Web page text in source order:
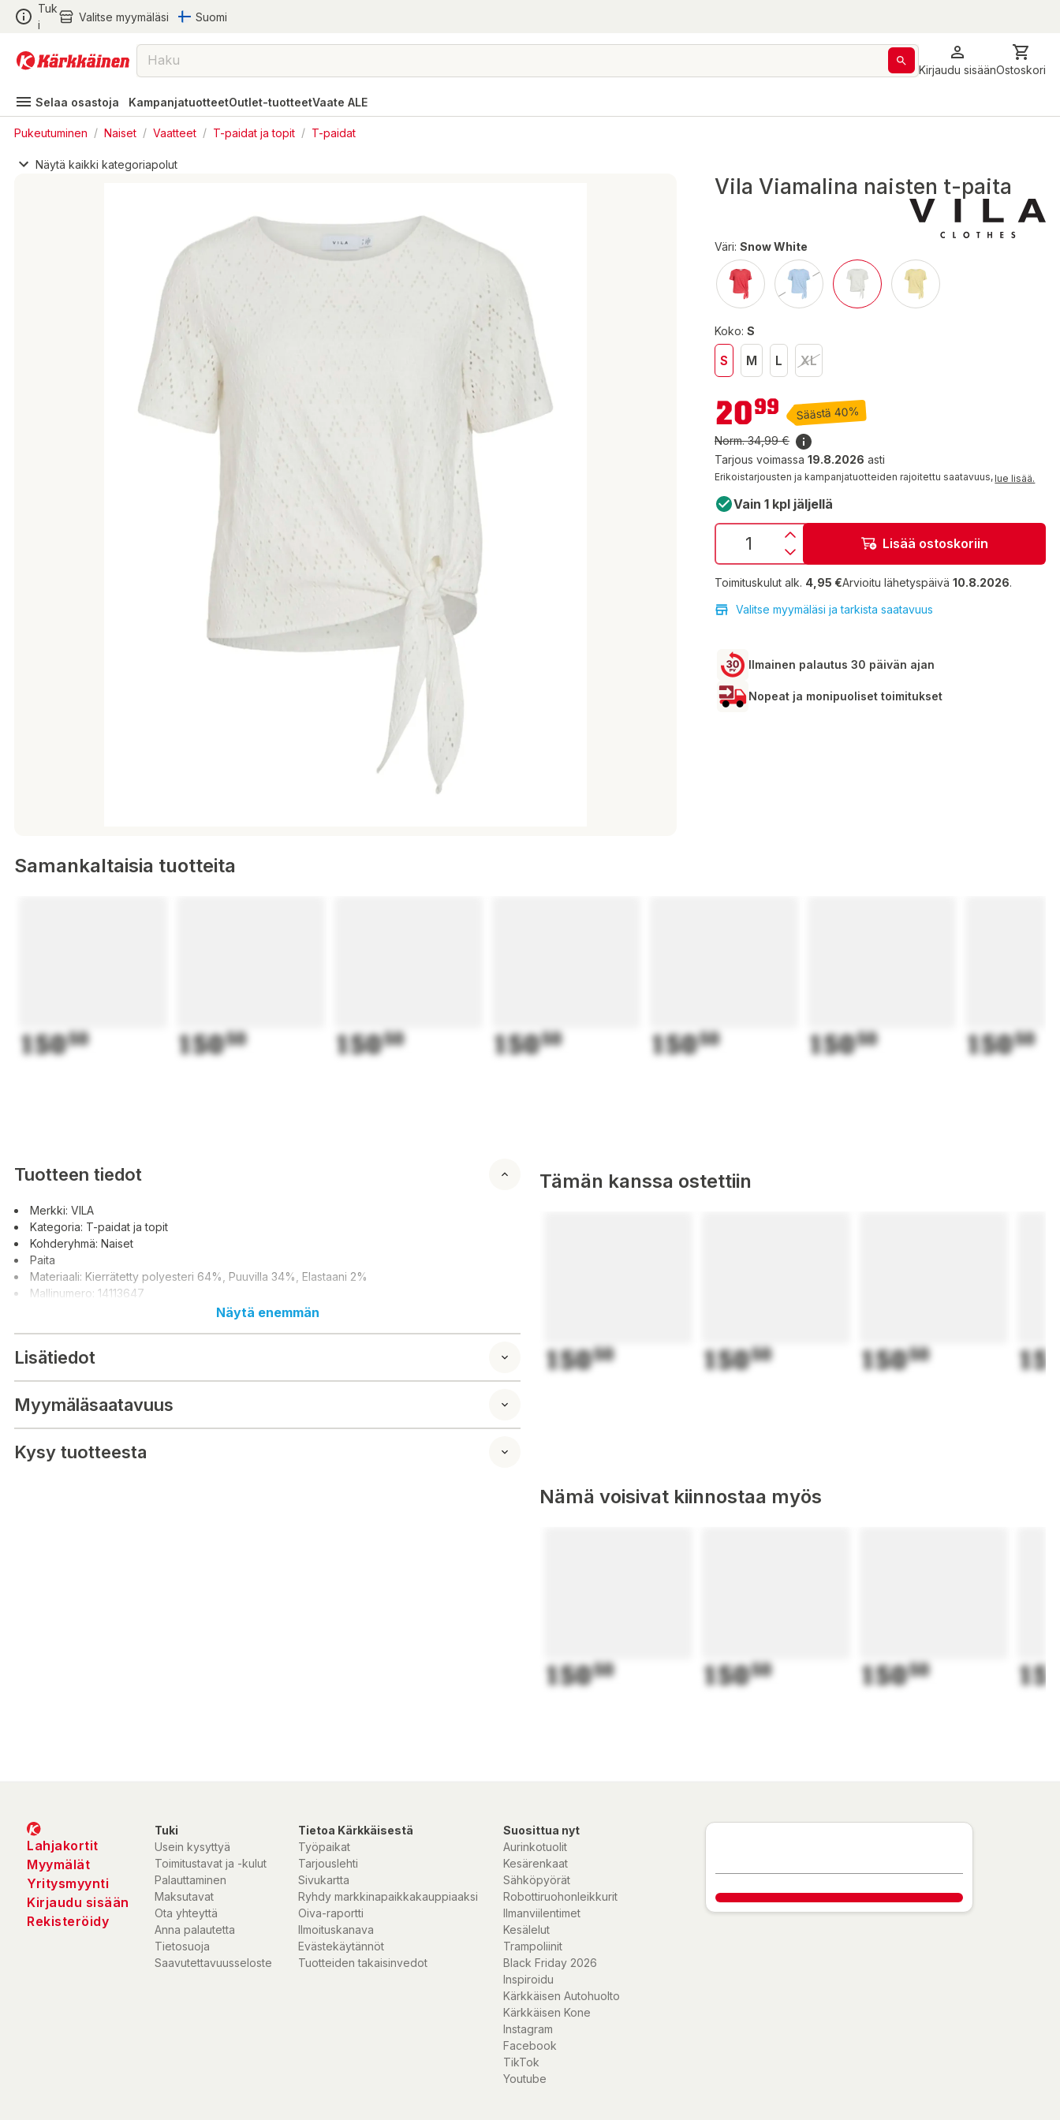
Tuk
i
Valitse myymäläsi Suomi
Kirjaudu sisäänOstoskori
Selaa osastoja KampanjatuotteetOutlet-tuotteetVaate ALE
Pukeutuminen / Naiset / Vaatteet / T-paidat ja topit / T-paidat
Näytä kaikki kategoriapolut
Vila Viamalina naisten t-paita
Väri: Snow White
Koko: S
S M L XL
2099 Säästä 40%
Norm.34,99 €
Tarjous voimassa 19.8.2026 asti
Erikoistarjousten ja kampanjatuotteiden rajoitettu saatavuus,lue lisää.
Vain 1 kpl jäljellä
Lisää ostoskoriin
Toimituskulut alk. 4,95 €Arvioitu lähetyspäivä 10.8.2026.
Valitse myymäläsi ja tarkista saatavuus
Ilmainen palautus 30 päivän ajan
Nopeat ja monipuoliset toimitukset
Samankaltaisia tuotteita
15050 15050 15050 15050 15050 15050 15050
Tuotteen tiedot
Merkki: VILA
Kategoria: T-paidat ja topit
Kohderyhmä: Naiset
Paita
Materiaali: Kierrätetty polyesteri 64%, Puuvilla 34%, Elastaani 2%
Mallinumero: 14113647
Näytä enemmän
Lisätiedot
Myymäläsaatavuus
Kysy tuotteesta
Tämän kanssa ostettiin
15050 15050 15050
Nämä voisivat kiinnostaa myös
15050 15050 15050
Lahjakortit
Myymälät
Yritysmyynti
Kirjaudu sisään
Rekisteröidy
Tuki
Usein kysyttyä
Toimitustavat ja -kulut
Palauttaminen
Maksutavat
Ota yhteyttä
Anna palautetta
Tietosuoja
Saavutettavuusseloste
Tietoa Kärkkäisestä
Työpaikat
Tarjouslehti
Sivukartta
Ryhdy markkinapaikkakauppiaaksi
Oiva-raportti
Ilmoituskanava
Evästekäytännöt
Tuotteiden takaisinvedot
Suosittua nyt
Aurinkotuolit
Kesärenkaat
Sähköpyörät
Robottiruohonleikkurit
Ilmanviilentimet
Kesälelut
Trampoliinit
Black Friday 2026
Inspiroidu
Kärkkäisen Autohuolto
Kärkkäisen Kone
Instagram
Facebook
TikTok
Youtube